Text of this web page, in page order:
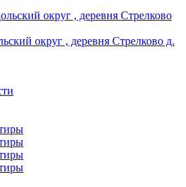
округ , деревня Стрелково
округ , деревня Стрелково д.